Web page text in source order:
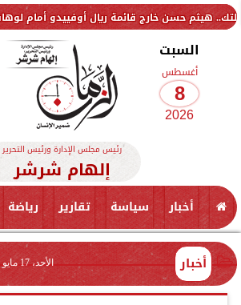
خارج قائمة ريال أوفييدو أمام لوهافر
السبت
أغسطس
8
2026
رئيس مجلس الإدارة ورئيس التحرير
إلهام شرشر
أخبار سياسة تقارير رياضة
أخبار الأحد، 17 مايو 2026